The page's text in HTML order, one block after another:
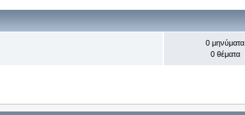
0 μηνύματα
0 θέματα